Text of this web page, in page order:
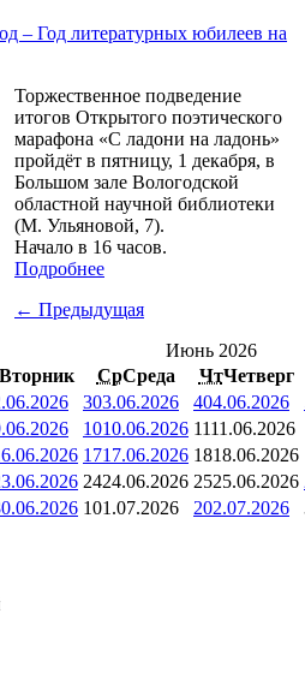
– Год литературных юбилеев на
Торжественное подведение
итогов Открытого поэтического
марафона «С ладони на ладонь»
пройдёт в пятницу, 1 декабря, в
Большом зале Вологодской
областной научной библиотеки
(М. Ульяновой, 7).
Начало в 16 часов.
Подробнее
← Предыдущая
Июнь 2026
Вторник СрСреда ЧтЧетверг
303.06.2026 404.06.2026
1010.06.2026 1111.06.2026
1717.06.2026 1818.06.2026
2424.06.2026 2525.06.2026
101.07.2026 202.07.2026